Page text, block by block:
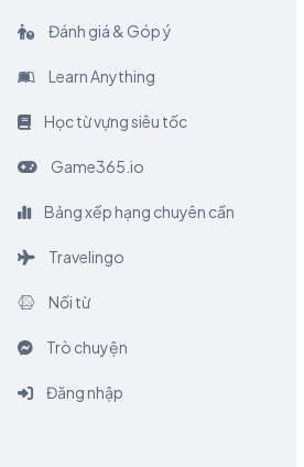
Đánh giá & Góp ý
Learn Anything
Học từ vựng siêu tốc
Game365.io
Bảng xếp hạng chuyên cần
Travelingo
Nối từ
Trò chuyện
Đăng nhập